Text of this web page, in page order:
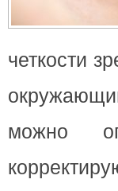
четкости
можно